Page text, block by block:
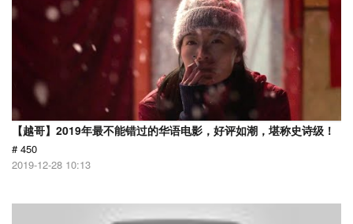
【越哥】2019年最不能错过的华语电影，好评如潮，堪称史诗级！
# 450
2019-12-28 10:13